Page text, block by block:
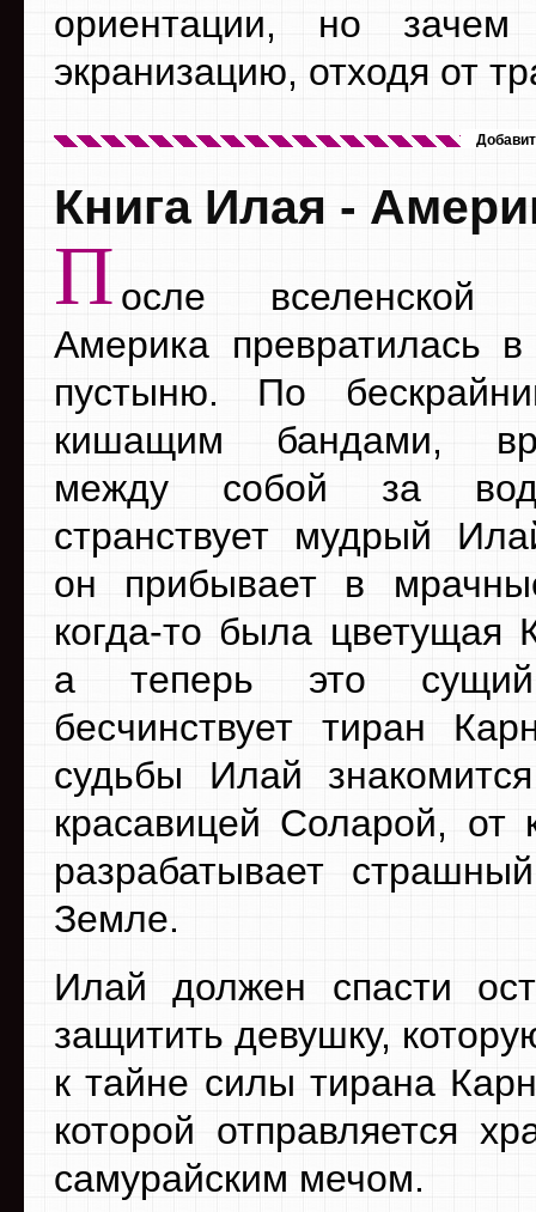
ориентации, но
экранизацию, отходя от
Книга Илая -
П осле вселенской
Америка превратилась
пустыню. По
кишащим бандами,
между собой за
странствует мудрый
он прибывает в
когда-то была цветущая
а теперь это
бесчинствует тиран
судьбы Илай
красавицей Соларой, от
разрабатывает
Земле.
Илай должен спасти
защитить девушку,
к тайне силы тирана
которой отправляется
самурайским мечом.